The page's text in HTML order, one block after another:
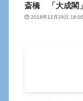
斎橋 「大成閣」
2018年12月29日 18:00